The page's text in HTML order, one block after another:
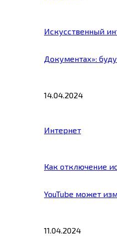
Искусственный
Документах»:
14.04.2024
Интернет
Как отключение
YouTube может
11.04.2024